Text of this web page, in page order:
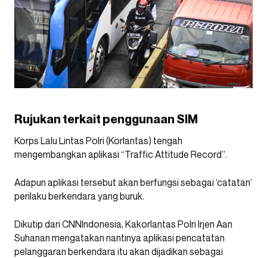
Rujukan terkait penggunaan SIM
Korps Lalu Lintas Polri (Korlantas) tengah
mengembangkan aplikasi “Traffic Attitude Record”.
Adapun aplikasi tersebut akan berfungsi sebagai ‘catatan’
perilaku berkendara yang buruk.
Dikutip dari CNNIndonesia, Kakorlantas Polri Irjen Aan
Suhanan mengatakan nantinya aplikasi pencatatan
pelanggaran berkendara itu akan dijadikan sebagai